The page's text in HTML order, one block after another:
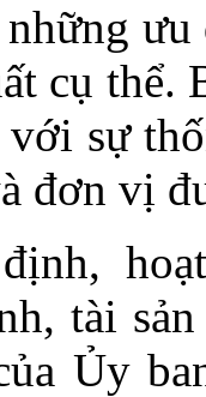
ưu
cụ thể.
sự
đơn vị
tài
Ủy